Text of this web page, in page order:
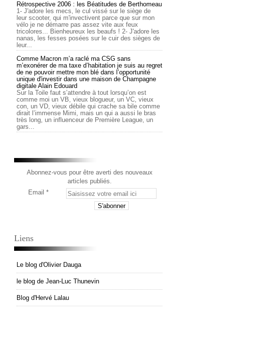
Rétrospective 2006 : les Béatitudes de Berthomeau
1- J'adore les mecs, le cul vissé sur le siège de
leur scooter, qui m'invectivent parce que sur mon
vélo je ne démarre pas assez vite aux feux
tricolores... Bienheureux les beaufs ! 2- J'adore les
nanas, les fesses posées sur le cuir des sièges de
leur...
Comme Macron m’a raclé ma CSG sans
m’exonérer de ma taxe d’habitation je suis au regret
de ne pouvoir mettre mon blé dans l’opportunité
unique d'investir dans une maison de Champagne
digitale Alain Edouard
Sur la Toile faut s’attendre à tout lorsqu’on est
comme moi un VB, vieux blogueur, un VC, vieux
con, un VD, vieux débile qui crache sa bile comme
dirait l’immense Mimi, mais un qui a aussi le bras
très long, un influenceur de Première League, un
gars...
Abonnez-vous pour être averti des nouveaux
articles publiés.
Email
Liens
Le blog d'Olivier Dauga
le blog de Jean-Luc Thunevin
Blog d'Hervé Lalau